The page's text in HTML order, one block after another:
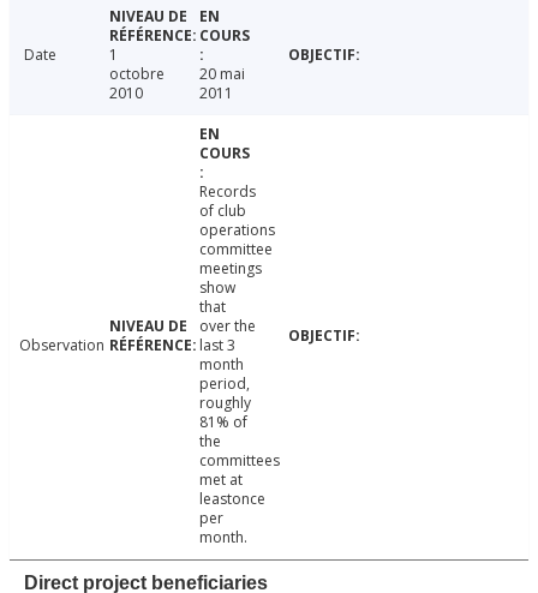
Date
1
octobre
2010
20 mai
2011
Observation
Records
of club
operations
committee
meetings
show
that
over the
last 3
month
period,
roughly
81% of
the
committees
met at
leastonce
per
month.
Direct project beneficiaries